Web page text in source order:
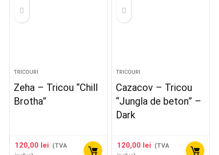
TRICOURI
Zeha – Tricou “Chill
Brotha”
120,00 lei
(TVA
TRICOURI
Cazacov – Tricou
“Jungla de beton” –
Dark
120,00 lei
(TVA